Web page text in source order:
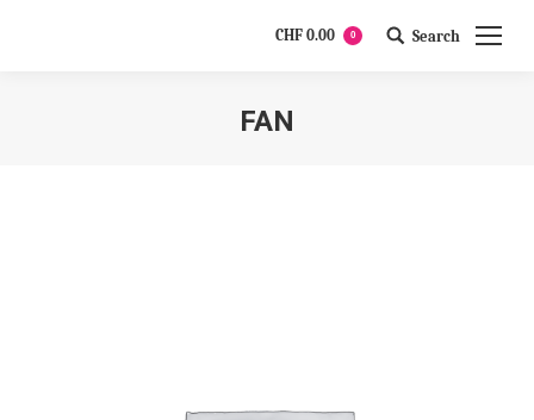
CHF 0.00 0 Search:
Search
FAN